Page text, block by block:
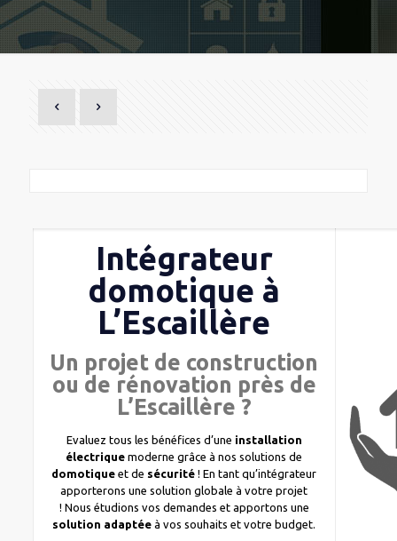
Intégrateur
domotique à
L’Escaillère
Un projet de construction
ou de rénovation près de
L’Escaillère ?
Evaluez tous les bénéfices d’une installation
électrique moderne grâce à nos solutions de
domotique et de sécurité ! En tant qu’intégrateur
apporterons une solution globale à votre projet
! Nous étudions vos demandes et apportons une
solution adaptéeà vos souhaits et votre budget.